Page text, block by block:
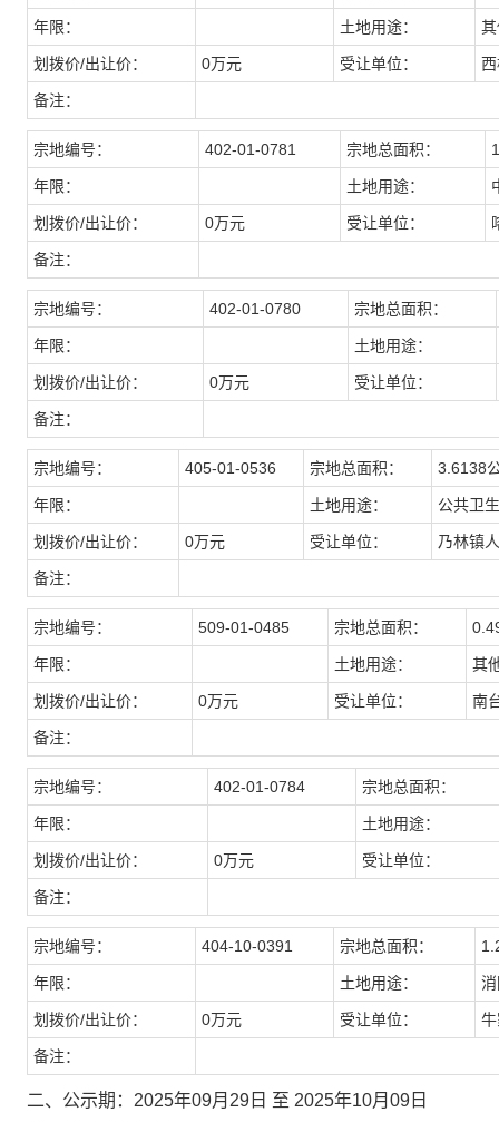
年限： 土地用途：
划拨价/出让价： 0万元 受让单位：
备注：
宗地编号： 402-01-0781 宗地总面积：
年限： 土地用途：
划拨价/出让价： 0万元 受让单位：
备注：
宗地编号： 402-01-0780 宗地总面积：
年限： 土地用途：
划拨价/出让价： 0万元 受让单位：
备注：
宗地编号： 405-01-0536 宗地总面积： 3.6138
年限： 土地用途： 公共卫
划拨价/出让价： 0万元 受让单位： 乃林镇
备注：
宗地编号： 509-01-0485 宗地总面积：
年限： 土地用途： 其
划拨价/出让价： 0万元 受让单位： 南
备注：
宗地编号： 402-01-0784 宗地总面积：
年限： 土地用途：
划拨价/出让价： 0万元 受让单位：
备注：
宗地编号： 404-10-0391 宗地总面积：
年限： 土地用途：
划拨价/出让价： 0万元 受让单位：
备注：
二、公示期：2025年09月29日 至 2025年10月09日